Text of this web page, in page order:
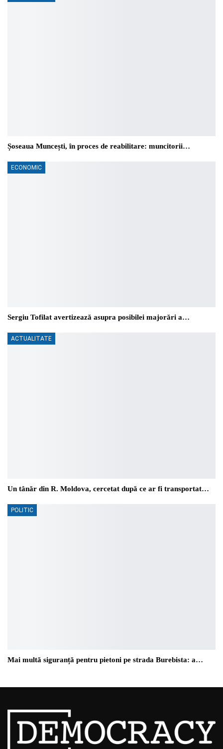
Șoseaua Muncești, în proces de reabilitare: muncitorii…
ECONOMIC
Sergiu Tofilat avertizează asupra posibilei majorări a…
ACTUALITATE
Un tânăr din R. Moldova, cercetat după ce ar fi transportat…
POLITIC
Mai multă siguranță pentru pietoni pe strada Burebista: a…